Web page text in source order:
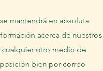
mantendrá en absoluta
acerca de nuestros
otro medio de
bien por correo